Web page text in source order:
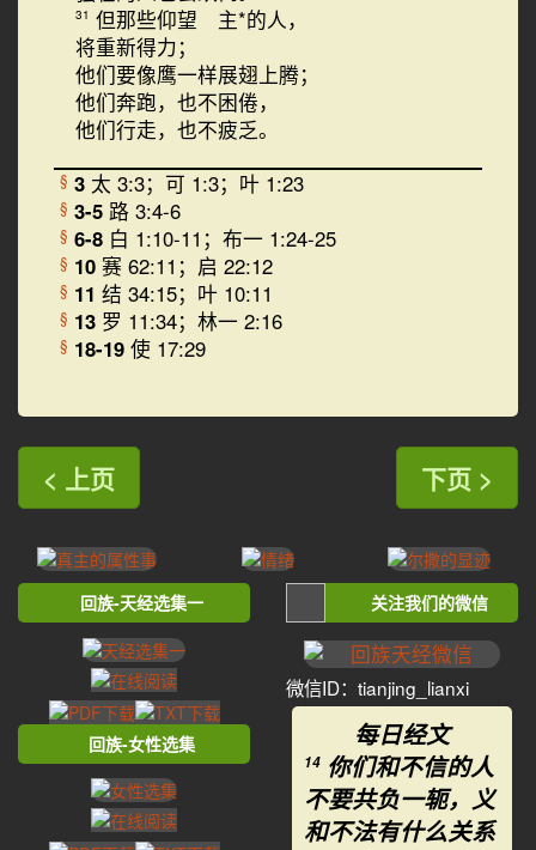
31 但那些仰望 主*的人，
将重新得力；
他们要像鹰一样展翅上腾；
他们奔跑，也不困倦，
他们行走，也不疲乏。
§ 3 太 3:3；可 1:3；叶 1:23
§ 3-5 路 3:4-6
§ 6-8 白 1:10-11；布一 1:24-25
§ 10 赛 62:11；启 22:12
§ 11 结 34:15；叶 10:11
§ 13 罗 11:34；林一 2:16
§ 18-19 使 17:29
< 上页 下页 >
回族-天经选集一
回族-女性选集
关注我们的微信
微信ID：tianjing_lianxi
每日经文
14 你们和不信的人
不要共负一轭，义
和不法有什么关系